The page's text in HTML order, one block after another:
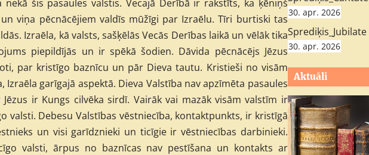
30. apr. 2026
Sprediķis_Jubilate
30. apr. 2026
Aktuāli
nekā šis pasaules valstis. Vecajā Derībā ir rakstīts, ka ķēniņš
viņa pēcnācējiem valdīs mūžīgi par Izraēlu. Tīri burtiski tas
Izraēla, kā valsts, sašķēlās Vecās Derības laikā un vēlāk tika
piepildījās un ir spēkā šodien. Dāvida pēcnācējs Jēzus
par kristīgo baznīcu un pār Dieva tautu. Kristieši no visām
garīgajā aspektā. Dieva Valstība nav apzīmēta pasaules
ir Kungs cilvēka sirdī. Vairāk vai mazāk visām valstīm ir
valsti. Debesu Valstības vēstniecība, kontaktpunkts, ir kristīgā
un visi garīdznieki un ticīgie ir vēstniecības darbinieki.
valsti, ārpus no baznīcas nav pestīšana un kontakts ar